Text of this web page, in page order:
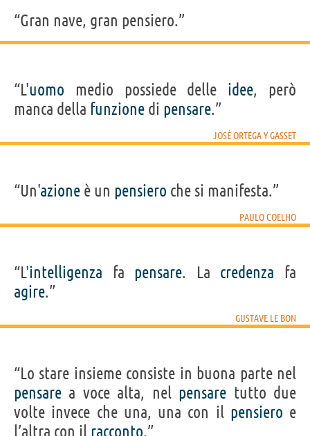
“Gran nave, gran pensiero.”
“L'uomo medio possiede delle idee, però
manca della funzione di pensare.”
JOSÉ ORTEGA Y GASSET
“Un'azione è un pensiero che si manifesta.”
PAULO COELHO
“L'intelligenza fa pensare. La credenza fa
agire.”
GUSTAVE LE BON
“Lo stare insieme consiste in buona parte nel
pensare a voce alta, nel pensare tutto due
volte invece che una, una con il pensiero e
l’altra con il racconto.”